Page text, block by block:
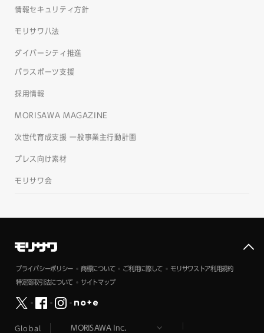
情報セキュリティ方針
モリサワ八法
ダイバーシティ推進
パラスポーツ支援
採用情報
MORISAWA MAGAZINE
次世代育成支援 一般事業主行動計画
プレス向け素材
モリサワ会
プライバシーポリシー 商標について ご利用に際して モリサワストア利用規約
特定商取引法について サイトマップ
Global